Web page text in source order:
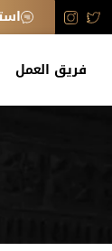
فريق العمل